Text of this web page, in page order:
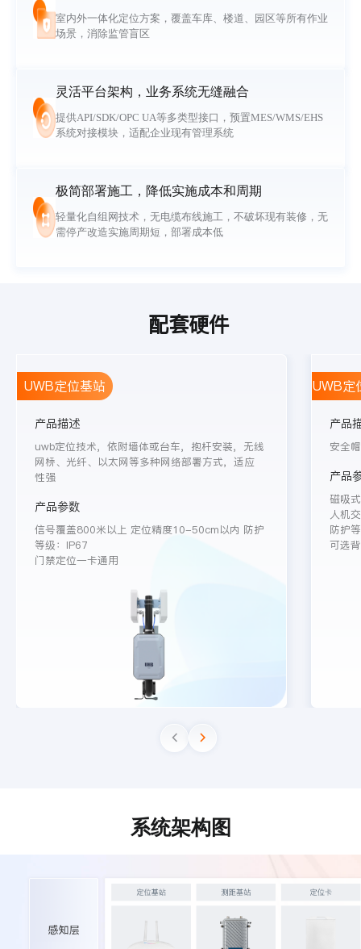
室内外一体化定位方案，覆盖车库、楼道、园区等所有作业
场景，消除监管盲区
灵活平台架构，业务系统无缝融合
提供API/SDK/OPC UA等多类型接口，预置MES/WMS/EHS
系统对接模块，适配企业现有管理系统
极简部署施工，降低实施成本和周期
轻量化自组网技术，无电缆布线施工，不破坏现有装修，无
需停产改造实施周期短，部署成本低
配套硬件
UWB定位基站
产品描述
uwb定位技术，依附墙体或台车，抱杆安装，无线
网桥、光纤、以太网等多种网络部署方式，适应
性强
产品参数
信号覆盖800米以上 定位精度10-50cm以内 防护
等级：IP67
门禁定位一卡通用
UWB定
产品
安全
产品
磁吸
人机
防护
可选
系统架构图